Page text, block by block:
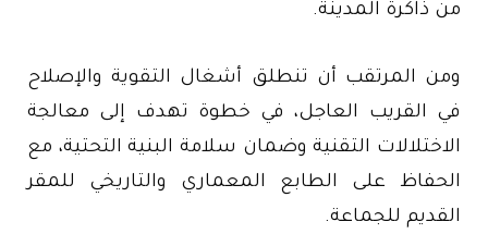
من ذاكرة المدينة.
ومن المرتقب أن تنطلق أشغال التقوية والإصلاح
في القريب العاجل، في خطوة تهدف إلى معالجة
الاختلالات التقنية وضمان سلامة البنية التحتية، مع
الحفاظ على الطابع المعماري والتاريخي للمقر
القديم للجماعة.